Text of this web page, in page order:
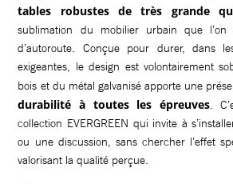
tables robustes de très grande
sublimation du mobilier urbain que
d’autoroute. Conçue pour durer, dans
exigeantes, le design est volontairement
bois et du métal galvanisé apporte une
durabilité à toutes les épreuves.
collection EVERGREEN qui invite à
ou une discussion, sans chercher l’effet
valorisant la qualité perçue.